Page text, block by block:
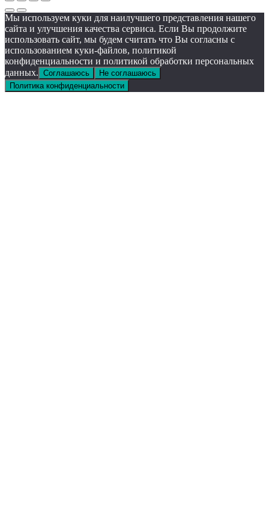
Мы используем куки для наилучшего представления нашего
сайта и улучшения качества сервиса. Если Вы продолжите
использовать сайт, мы будем считать что Вы согласны с
использованием куки-файлов, политикой
конфиденциальности и политикой обработки персональных
данных. Соглашаюсь
Не соглашаюсь
Политика конфиденциальности